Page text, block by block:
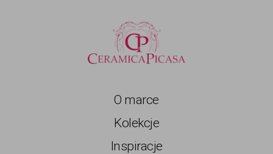
O marce
Kolekcje
Inspiracje